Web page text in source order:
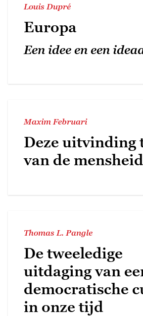
Louis Dupré
Europa
Een idee en een
Maxim Februari
Deze uitvinding
van de mensheid
Thomas L. Pangle
De tweeledige
uitdaging van
democratische
in onze tijd